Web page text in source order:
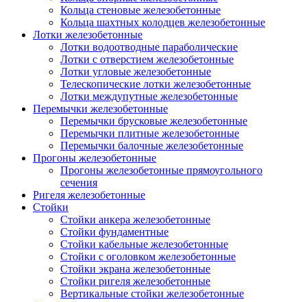
Кольца стеновые железобетонные
Кольца шахтных колодцев железобетонные
Лотки железобетонные
Лотки водоотводные параболические
Лотки с отверстием железобетонные
Лотки угловые железобетонные
Телескопические лотки железобетонные
Лотки междупутные железобетонные
Перемычки железобетонные
Перемычки брусковые железобетонные
Перемычки плитные железобетонные
Перемычки балочные железобетонные
Прогоны железобетонные
Прогоны железобетонные прямоугольного
сечения
Ригеля железобетонные
Стойки
Стойки анкера железобетонные
Стойки фундаментные
Стойки кабельные железобетонные
Стойки с оголовком железобетонные
Стойки экрана железобетонные
Стойки ригеля железобетонные
Вертикальные стойки железобетонные